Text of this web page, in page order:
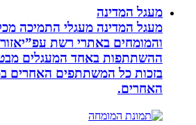
מעגל המדינה
מעגל המדינה מעגלי התמיכה מכל
והמומחים באתרי רשת עפ”יאזורים
ההשתתפות באחד המעגלים מבטיחה
בזכות כל המשתתפים האחרים במעגל
האחרים.